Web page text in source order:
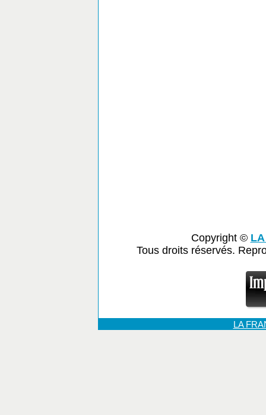
Copyright ©
Tous droits réservés.
LA